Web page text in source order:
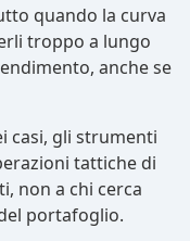
quando la curva
troppo a lungo
anche se
casi, gli strumenti
tattiche di
non a chi cerca
portafoglio.